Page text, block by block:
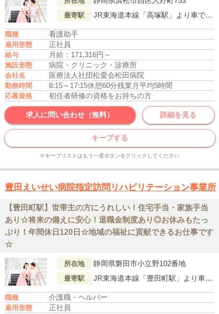
最寄駅 JR東海道本線「高塚駅」より車で6分
職種 看護助手
雇用形態 正社員
給与 月給：171,316円～
施設形態 病院・クリニック・診療所
会社名 医療法人社団松愛会松田病院
勤務時間 8:15～17:15休憩60分残業月平均5時間
応募資格 初任者研修の資格をお持ちの方
求人に問い合わせ（無料） 詳細を見る
キープする
※キープリストはもう一度ボタンをクリックしてください
豊田えいせい病院指定訪問リハビリテーション事業所
【豊田町駅】世帯主の方にうれしい！住宅手当・家族手当
あり☆将来の備えに安心！退職金制度あり◎お休みもたっ
ぷり！年間休日120日☆地域の福祉に貢献できるお仕事です
☆
所在地 静岡県磐田市小立野102番地
最寄駅 JR東海道本線「豊田町駅」より車で8分
職種 介護職・ヘルパー
雇用形態
正社員